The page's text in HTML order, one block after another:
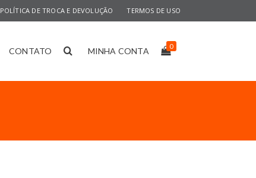
POLÍTICA DE TROCA E DEVOLUÇÃO TERMOS DE USO
CONTATO MINHA CONTA 0